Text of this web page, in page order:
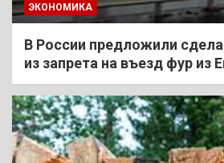
ЭКОНОМИКА
В России предложили
из запрета на въезд фур из